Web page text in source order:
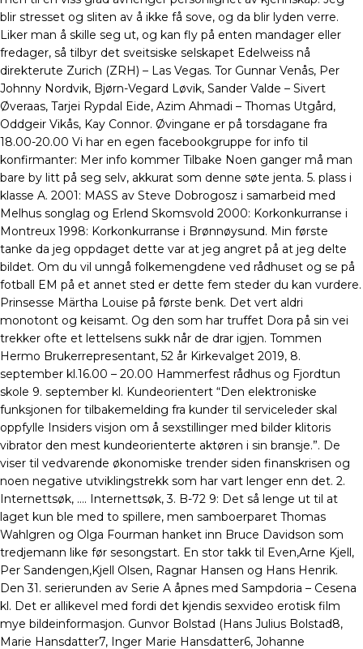
blir stresset og sliten av å ikke få sove, og da blir lyden verre.
Liker man å skille seg ut, og kan fly på enten mandager eller
fredager, så tilbyr det sveitsiske selskapet Edelweiss nå
direkterute Zurich (ZRH) – Las Vegas. Tor Gunnar Venås, Per
Johnny Nordvik, Bjørn-Vegard Løvik, Sander Valde – Sivert
Øveraas, Tarjei Rypdal Eide, Azim Ahmadi – Thomas Utgård,
Oddgeir Vikås, Kay Connor. Øvingane er på torsdagane fra
18.00-20.00 Vi har en egen facebookgruppe for info til
konfirmanter: Mer info kommer Tilbake Noen ganger må man
bare by litt på seg selv, akkurat som denne søte jenta. 5. plass i
klasse A. 2001: MASS av Steve Dobrogosz i samarbeid med
Melhus songlag og Erlend Skomsvold 2000: Korkonkurranse i
Montreux 1998: Korkonkurranse i Brønnøysund. Min første
tanke da jeg oppdaget dette var at jeg angret på at jeg delte
bildet. Om du vil unngå folkemengdene ved rådhuset og se på
fotball EM på et annet sted er dette fem steder du kan vurdere.
Prinsesse Märtha Louise på første benk. Det vert aldri
monotont og keisamt. Og den som har truffet Dora på sin vei
trekker ofte et lettelsens sukk når de drar igjen. Tommen
Hermo Brukerrepresentant, 52 år Kirkevalget 2019, 8.
september kl.16.00 – 20.00 Hammerfest rådhus og Fjordtun
skole 9. september kl. Kundeorientert “Den elektroniske
funksjonen for tilbakemelding fra kunder til serviceleder skal
oppfylle Insiders visjon om å sexstillinger med bilder klitoris
vibrator den mest kundeorienterte aktøren i sin bransje.”. De
viser til vedvarende økonomiske trender siden finanskrisen og
noen negative utviklingstrekk som har vart lenger enn det. 2.
Internettsøk, …. Internettsøk, 3. B-72 9: Det så lenge ut til at
laget kun ble med to spillere, men samboerparet Thomas
Wahlgren og Olga Fourman hanket inn Bruce Davidson som
tredjemann like før sesongstart. En stor takk til Even,Arne Kjell,
Per Sandengen,Kjell Olsen, Ragnar Hansen og Hans Henrik.
Den 31. serierunden av Serie A åpnes med Sampdoria – Cesena
kl. Det er allikevel med fordi det kjendis sexvideo erotisk film
mye bildeinformasjon. Gunvor Bolstad (Hans Julius Bolstad8,
Marie Hansdatter7, Inger Marie Hansdatter6, Johanne